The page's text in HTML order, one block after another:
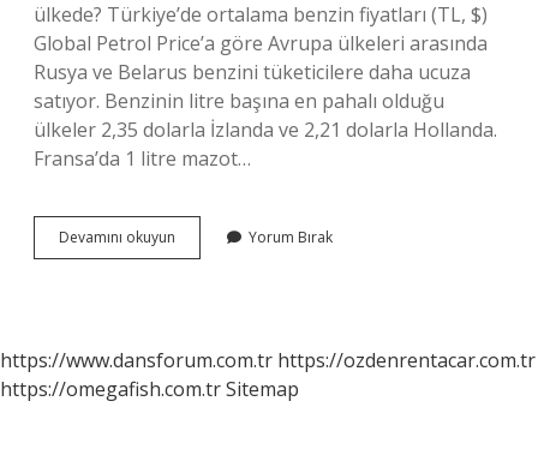
ülkede? Türkiye’de ortalama benzin fiyatları (TL, $)
Global Petrol Price’a göre Avrupa ülkeleri arasında
Rusya ve Belarus benzini tüketicilere daha ucuza
satıyor. Benzinin litre başına en pahalı olduğu
ülkeler 2,35 dolarla İzlanda ve 2,21 dolarla Hollanda.
Fransa’da 1 litre mazot…
Devamını okuyun Almanyada
1
Yorum Bırak
https://www.dansforum.com.tr https://ozdenrentacar.com.tr
https://omegafish.com.trSitemap